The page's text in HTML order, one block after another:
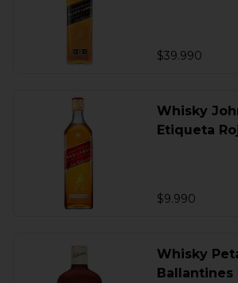
$39.990
Whisky
Etiqueta
$9.990
Whisky
Ballantines